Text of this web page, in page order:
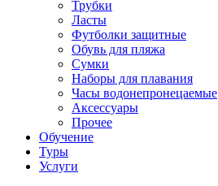
Трубки
Ласты
Футболки защитные
Обувь для пляжа
Сумки
Наборы для плавания
Часы водонепронецаемые
Аксессуары
Прочее
Обучение
Туры
Услуги